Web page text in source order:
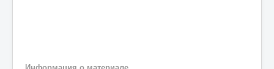
Информация о материале